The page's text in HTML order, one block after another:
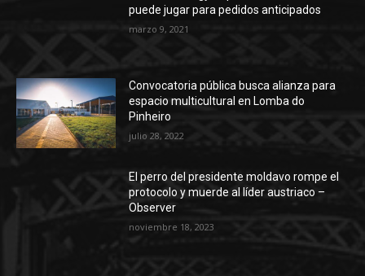
puede jugar para pedidos anticipados
marzo 9, 2021
Convocatoria pública busca alianza para
espacio multicultural en Lomba do
Pinheiro
julio 28, 2022
El perro del presidente moldavo rompe el
protocolo y muerde al líder austriaco –
Observer
noviembre 18, 2023